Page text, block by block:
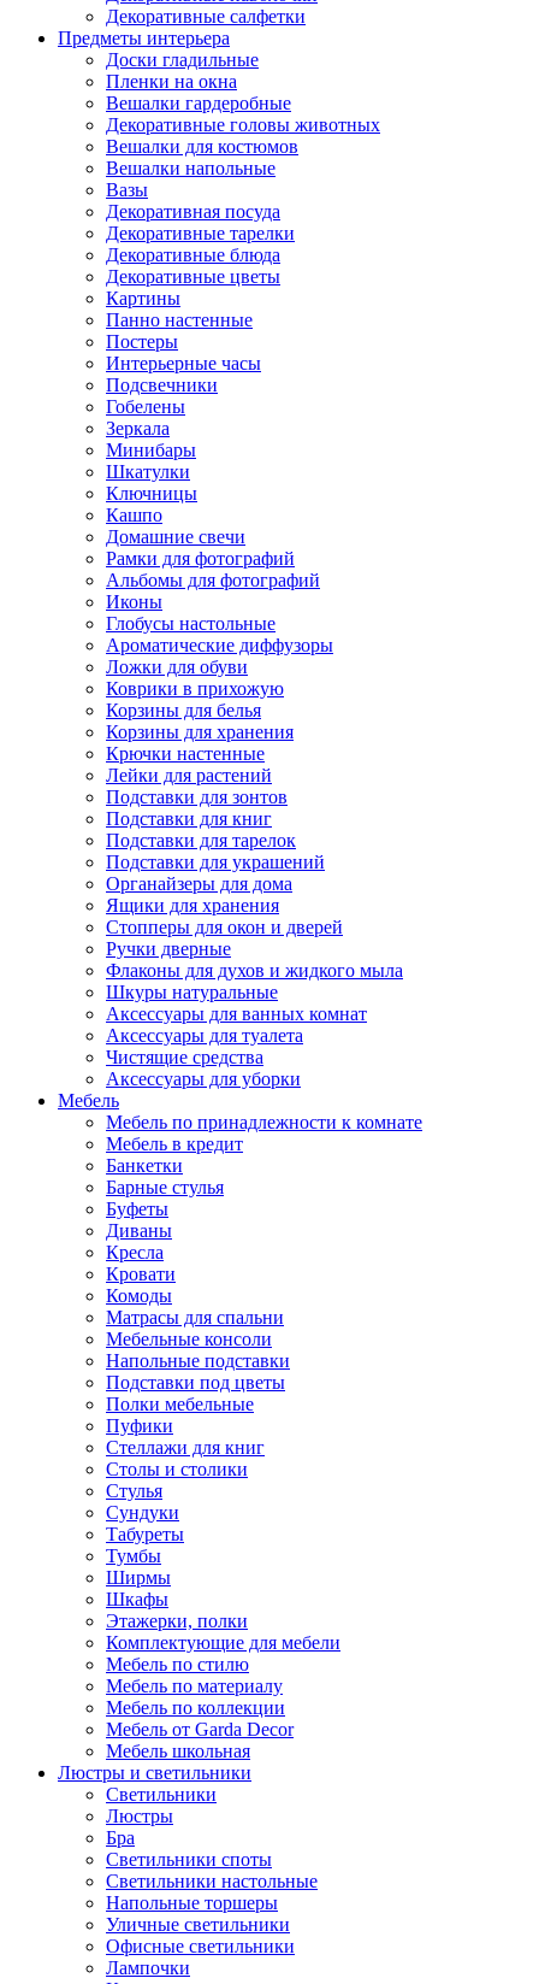
Декоративные салфетки
Предметы интерьера
Доски гладильные
Пленки на окна
Вешалки гардеробные
Декоративные головы животных
Вешалки для костюмов
Вешалки напольные
Вазы
Декоративная посуда
Декоративные тарелки
Декоративные блюда
Декоративные цветы
Картины
Панно настенные
Постеры
Интерьерные часы
Подсвечники
Гобелены
Зеркала
Минибары
Шкатулки
Ключницы
Кашпо
Домашние свечи
Рамки для фотографий
Альбомы для фотографий
Иконы
Глобусы настольные
Ароматические диффузоры
Ложки для обуви
Коврики в прихожую
Корзины для белья
Корзины для хранения
Крючки настенные
Лейки для растений
Подставки для зонтов
Подставки для книг
Подставки для тарелок
Подставки для украшений
Органайзеры для дома
Ящики для хранения
Стопперы для окон и дверей
Ручки дверные
Флаконы для духов и жидкого мыла
Шкуры натуральные
Аксессуары для ванных комнат
Аксессуары для туалета
Чистящие средства
Аксессуары для уборки
Мебель
Мебель по принадлежности к комнате
Мебель в кредит
Банкетки
Барные стулья
Буфеты
Диваны
Кресла
Кровати
Комоды
Матрасы для спальни
Мебельные консоли
Напольные подставки
Подставки под цветы
Полки мебельные
Пуфики
Стеллажи для книг
Столы и столики
Стулья
Сундуки
Табуреты
Тумбы
Ширмы
Шкафы
Этажерки, полки
Комплектующие для мебели
Мебель по стилю
Мебель по материалу
Мебель по коллекции
Мебель от Garda Decor
Мебель школьная
Люстры и светильники
Светильники
Люстры
Бра
Светильники споты
Светильники настольные
Напольные торшеры
Уличные светильники
Офисные светильники
Лампочки